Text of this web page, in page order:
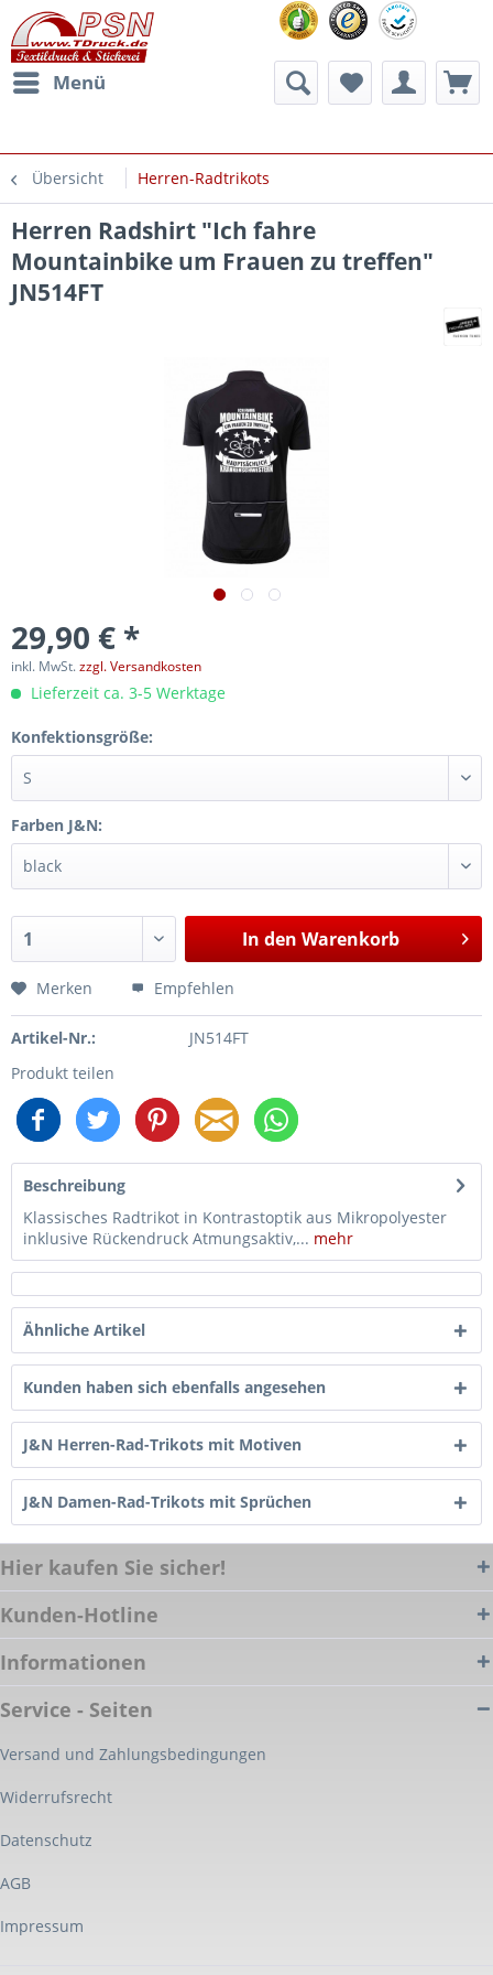
Menü
Übersicht Herren-Radtrikots
Herren Radshirt "Ich fahre
Mountainbike um Frauen zu treffen"
JN514FT
29,90 € *
inkl. MwSt.zzgl. Versandkosten
Lieferzeit ca. 3-5 Werktage
Konfektionsgröße:
Farben J&N:
In den Warenkorb
Merken Empfehlen
Artikel-Nr.:
JN514FT
Produkt teilen
Beschreibung
Klassisches Radtrikot in Kontrastoptik aus Mikropolyester
inklusive Rückendruck Atmungsaktiv,... mehr
Ähnliche Artikel
Kunden haben sich ebenfalls angesehen
J&N Herren-Rad-Trikots mit Motiven
J&N Damen-Rad-Trikots mit Sprüchen
Hier kaufen Sie sicher!
Kunden-Hotline
Informationen
Service - Seiten
Versand und Zahlungsbedingungen
Widerrufsrecht
Datenschutz
AGB
Impressum